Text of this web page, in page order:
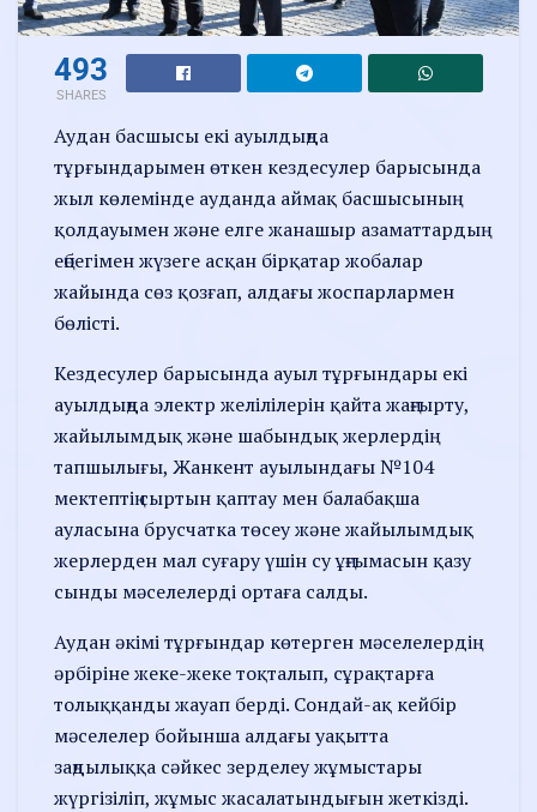
493
SHARES
Аудан басшысы екі ауылдыңда
тұрғындарымен өткен кездесулер барысында
жыл көлемінде ауданда аймақ басшысының
қолдауымен және елге жанашыр азаматтардың
еңбегімен жүзеге асқан бірқатар жобалар
жайында сөз қозғап, алдағы жоспарлармен
бөлісті.
Кездесулер барысында ауыл тұрғындары екі
ауылдыңда электр желілілерін қайта жаңғырту,
жайылымдық және шабындық жерлердің
тапшылығы, Жанкент ауылындағы №104
мектептің сыртын қаптау мен балабақша
ауласына брусчатка төсеу және жайылымдық
жерлерден мал суғару үшін су ұңғымасын қазу
сынды мәселелерді ортаға салды.
Аудан әкімі тұрғындар көтерген мәселелердің
әрбіріне жеке-жеке тоқталып, сұрақтарға
толыққанды жауап берді. Сондай-ақ кейбір
мәселелер бойынша алдағы уақытта
заңдылыққа сәйкес зерделеу жұмыстары
жүргізіліп, жұмыс жасалатындығын жеткізді.